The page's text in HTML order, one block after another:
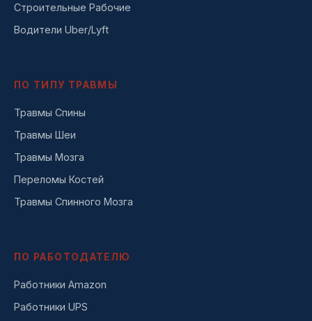
Строительные Рабочие
Водители Uber/Lyft
ПО ТИПУ ТРАВМЫ
Травмы Спины
Травмы Шеи
Травмы Мозга
Переломы Костей
Травмы Спинного Мозга
ПО РАБОТОДАТЕЛЮ
Работники Amazon
Работники UPS